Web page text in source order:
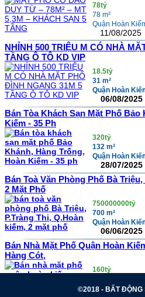
78tỷ
78 m²
Quận Hoàn
11/08/2025
NHỈNH 500 TRIỆU M CÓ NHÀ
TẦNG Ô TÔ KD VIP
18.5tỷ
31 m²
Quận Hoàn
06/08/2025
Bán Tòa Khách Sạn Mặt Phố Bảo
Kiếm - 35 Ph
320tỷ
132 m²
Quận Hoàn
28/07/2025
Bán Toà Văn Phòng Phố Bà
2 Mặt Phố
750000000tỷ
700 m²
Quận Hoàn
06/06/2025
Bán Nhà Mặt Phố Quận Hoàn
Hàng Cót,
160tỷ
Quận Hoàn
©2018 - BẤT ĐỘNG